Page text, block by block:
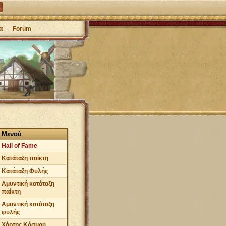
- Forum
Μενού
Hall of Fame
Κατάταξη παίκτη
Κατάταξη Φυλής
Αμυντική κατάταξη
παίκτη
Αμυντική κατάταξη
φυλής